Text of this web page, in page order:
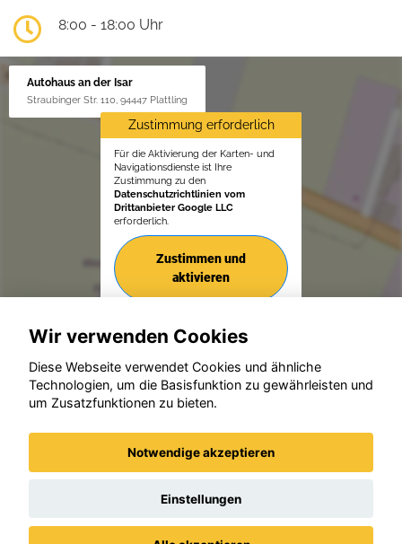
8:00 - 18:00 Uhr
Autohaus an der Isar
Straubinger Str. 110, 94447 Plattling
Zustimmung erforderlich
Für die Aktivierung der Karten- und
Navigationsdienste ist Ihre
Zustimmung zu den
Datenschutzrichtlinien vom
Drittanbieter Google LLC
erforderlich.
Zustimmen und
aktivieren
© konjunkturmotor.de GmbH 2020 - 2026
Wir verwenden Cookies
Diese Webseite verwendet Cookies und ähnliche
Technologien, um die Basisfunktion zu gewährleisten und
um Zusatzfunktionen zu bieten.
Notwendige akzeptieren
Einstellungen